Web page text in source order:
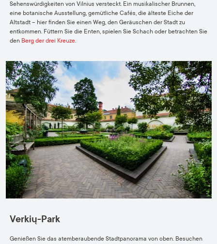
Sehenswürdigkeiten von Vilnius versteckt. Ein musikalischer Brunnen,
eine botanische Ausstellung, gemütliche Cafés, die älteste Eiche der
Altstadt – hier finden Sie einen Weg, den Geräuschen der Stadt zu
entkommen. Füttern Sie die Enten, spielen Sie Schach oder betrachten Sie
den Berg der drei Kreuze.
Verkių-Park
Genießen Sie das atemberaubende Stadtpanorama von oben. Besuchen